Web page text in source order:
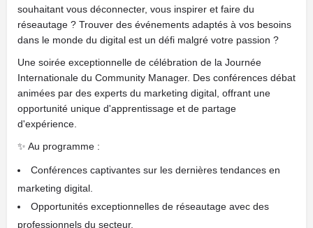
souhaitant vous déconnecter, vous inspirer et faire du
réseautage ? Trouver des événements adaptés à vos besoins
dans le monde du digital est un défi malgré votre passion ?
Une soirée exceptionnelle de célébration de la Journée
Internationale du Community Manager. Des conférences débat
animées par des experts du marketing digital, offrant une
opportunité unique d'apprentissage et de partage
d'expérience.
✨ Au programme :
Conférences captivantes sur les dernières tendances en
marketing digital.
Opportunités exceptionnelles de réseautage avec des
professionnels du secteur.